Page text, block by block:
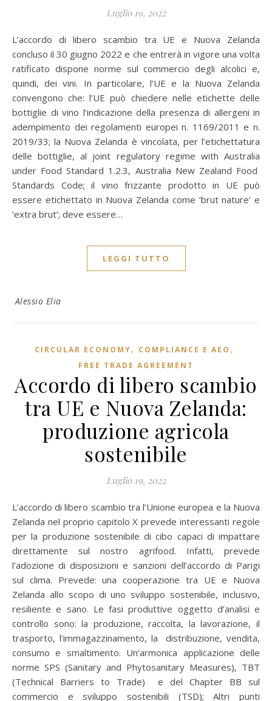
Luglio 19, 2022
L’accordo di libero scambio tra UE e Nuova Zelanda
concluso il 30 giugno 2022 e che entrerà in vigore una volta
ratificato dispone norme sul commercio degli alcolici e,
quindi, dei vini. In particolare, l’UE e la Nuova Zelanda
convengono che: l’UE può chiedere nelle etichette delle
bottiglie di vino l’indicazione della presenza di allergeni in
adempimento dei regolamenti europei n. 1169/2011 e n.
2019/33; la Nuova Zelanda è vincolata, per l’etichettatura
delle bottiglie, al joint regulatory regime with Australia
under Food Standard 1.2.3, Australia New Zealand Food
Standards Code; il vino frizzante prodotto in UE può
essere etichettato in Nuova Zelanda come ‘brut nature’ e
‘extra brut’; deve essere…
LEGGI TUTTO
Alessio Elia
CIRCULAR ECONOMY, COMPLIANCE E AEO ,
FREE TRADE AGREEMENT
Accordo di libero scambio
tra UE e Nuova Zelanda:
produzione agricola
sostenibile
Luglio 19, 2022
L’accordo di libero scambio tra l’Unione europea e la Nuova
Zelanda nel proprio capitolo X prevede interessanti regole
per la produzione sostenibile di cibo capaci di impattare
direttamente sul nostro agrifood. Infatti, prevede
l’adozione di disposizioni e sanzioni dell’accordo di Parigi
sul clima. Prevede: una cooperazione tra UE e Nuova
Zelanda allo scopo di uno sviluppo sostenibile, inclusivo,
resiliente e sano. Le fasi produttive oggetto d’analisi e
controllo sono: la produzione, raccolta, la lavorazione, il
trasporto, l’immagazzinamento, la distribuzione, vendita,
consumo e smaltimento. Un’armonica applicazione delle
norme SPS (Sanitary and Phytosanitary Measures), TBT
(Technical Barriers to Trade) e del Chapter BB sul
commercio e sviluppo sostenibili (TSD); Altri punti